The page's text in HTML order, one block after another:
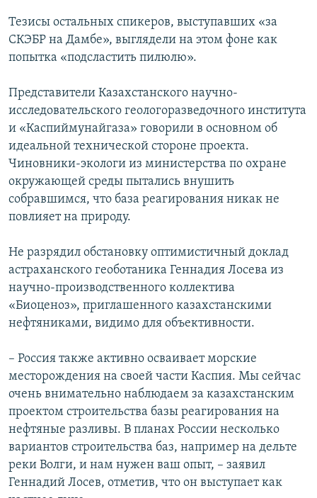
Тезисы остальных спикеров, выступавших «за
СКЭБР на Дамбе», выглядели на этом фоне как
попытка «подсластить пилюлю».
Представители Казахстанского научно-
исследовательского геологоразведочного института
и «Каспиймунайгаза» говорили в основном об
идеальной технической стороне проекта.
Чиновники-экологи из министерства по охране
окружающей среды пытались внушить
собравшимся, что база реагирования никак не
повлияет на природу.
Не разрядил обстановку оптимистичный доклад
астраханского геоботаника Геннадия Лосева из
научно-производственного коллектива
«Биоценоз», приглашенного казахстанскими
нефтяниками, видимо для объективности.
– Россия также активно осваивает морские
месторождения на своей части Каспия. Мы сейчас
очень внимательно наблюдаем за казахстанским
проектом строительства базы реагирования на
нефтяные разливы. В планах России несколько
вариантов строительства баз, например на дельте
реки Волги, и нам нужен ваш опыт, – заявил
Геннадий Лосев, отметив, что он выступает как